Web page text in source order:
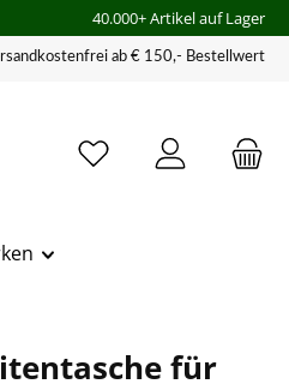
40.000+ Artikel auf Lager
ab € 150,- Bestellwert
für